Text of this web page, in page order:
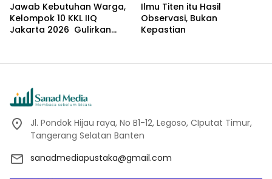
Jawab Kebutuhan Warga,
Kelompok 10 KKL IIQ
Jakarta 2026 Gulirkan
Ilmu Titen itu Hasil
Observasi, Bukan
Kepastian
Jl. Pondok Hijau raya, No B1-12, Legoso, CIputat Timur,
Tangerang Selatan Banten
sanadmediapustaka@gmail.com